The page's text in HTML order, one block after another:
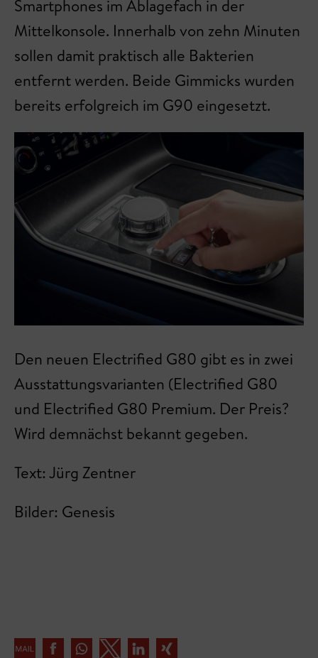
Smartphones im Ablagefach in der
Mittelkonsole. Innerhalb von zehn Minuten
sollen damit praktisch alle Bakterien
entfernt werden. Beide Gimmicks wurden
bereits erfolgreich im G90 eingesetzt.
Den neuen Electrified G80 gibt es in zwei
Ausstattungsvarianten (Electrified G80
und Electrified G80 Premium. Der Preis?
Wird demnächst bekannt gegeben.
Text: Jürg Zentner
Bilder: Genesis